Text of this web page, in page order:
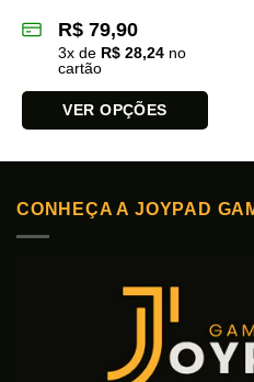
R$ 79,90
3x de R$ 28,24 no
cartão
VER OPÇÕES
produto
várias
variantes.
CONHEÇA A JOYPAD